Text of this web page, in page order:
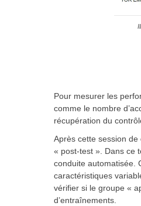
Pour mesurer les
comme le nombre
récupération du
Après cette session
« post-test ». Dans ce
conduite automatisée.
caractéristiques
vérifier si le groupe «
d’entraînements.